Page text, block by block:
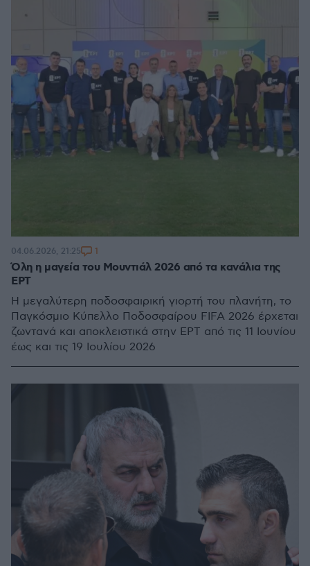
Όλη η μαγεία του Μουντιάλ 2026 από τα κανάλια της
ΕΡΤ
Η μεγαλύτερη ποδοσφαιρική γιορτή του πλανήτη, το
Παγκόσμιο Κύπελλο Ποδοσφαίρου FIFA 2026 έρχεται
ζωντανά και αποκλειστικά στην ΕΡΤ από τις 11 Ιουνίου
έως και τις 19 Ιουλίου 2026
04.06.2026, 21:25 1